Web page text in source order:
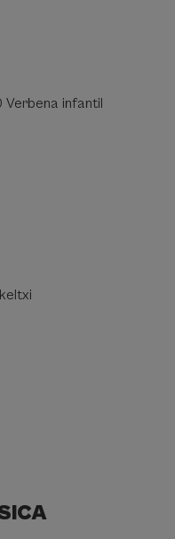
Verbena infantil